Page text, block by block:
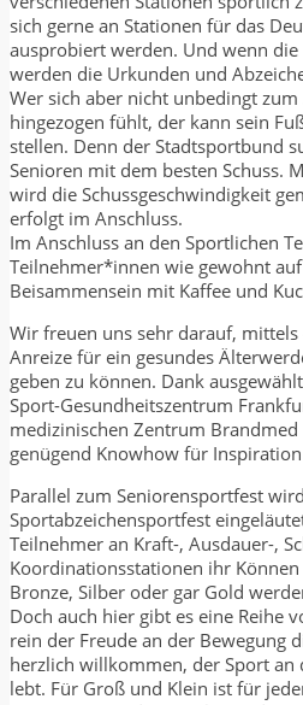
sich gerne an Stationen für das
ausprobiert werden. Und wenn
werden die Urkunden und
Wer sich aber nicht unbedingt zum
hingezogen fühlt, der kann sein
stellen. Denn der Stadtsportbund
Senioren mit dem besten Schuss.
wird die Schussgeschwindigkeit
erfolgt im Anschluss.
Im Anschluss an den Sportlichen
Teilnehmer*innen wie gewohnt
Beisammensein mit Kaffee und
Wir freuen uns sehr darauf,
Anreize für ein gesundes
geben zu können. Dank
Sport-Gesundheitszentrum
medizinischen Zentrum
genügend Knowhow für
Parallel zum Seniorensportfest
Sportabzeichensportfest
Teilnehmer an Kraft-, Ausdauer-,
Koordinationsstationen ihr
Bronze, Silber oder gar Gold
Doch auch hier gibt es eine Reihe
rein der Freude an der Bewegung
herzlich willkommen, der Sport
lebt. Für Groß und Klein ist für